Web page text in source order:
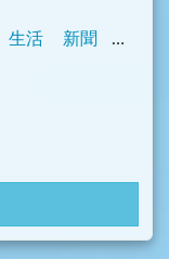
生活 新聞 中文圈